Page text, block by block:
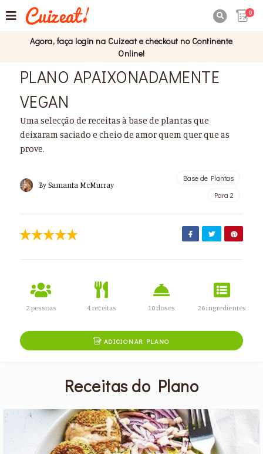
0
Agora, faça login na Cuizeat e checkout no Continente
Online!
PLANO APAIXONADAMENTE
VEGAN
Uma selecção de receitas à base de plantas que
deixaram saciado e cheio de amor quem quer que as
prove.
By Samanta McMurray
Base de Plantas
Para 2
2 pessoas 4 receitas 10 doses 26 ingredientes
ADICIONAR PLANO
Receitas do Plano